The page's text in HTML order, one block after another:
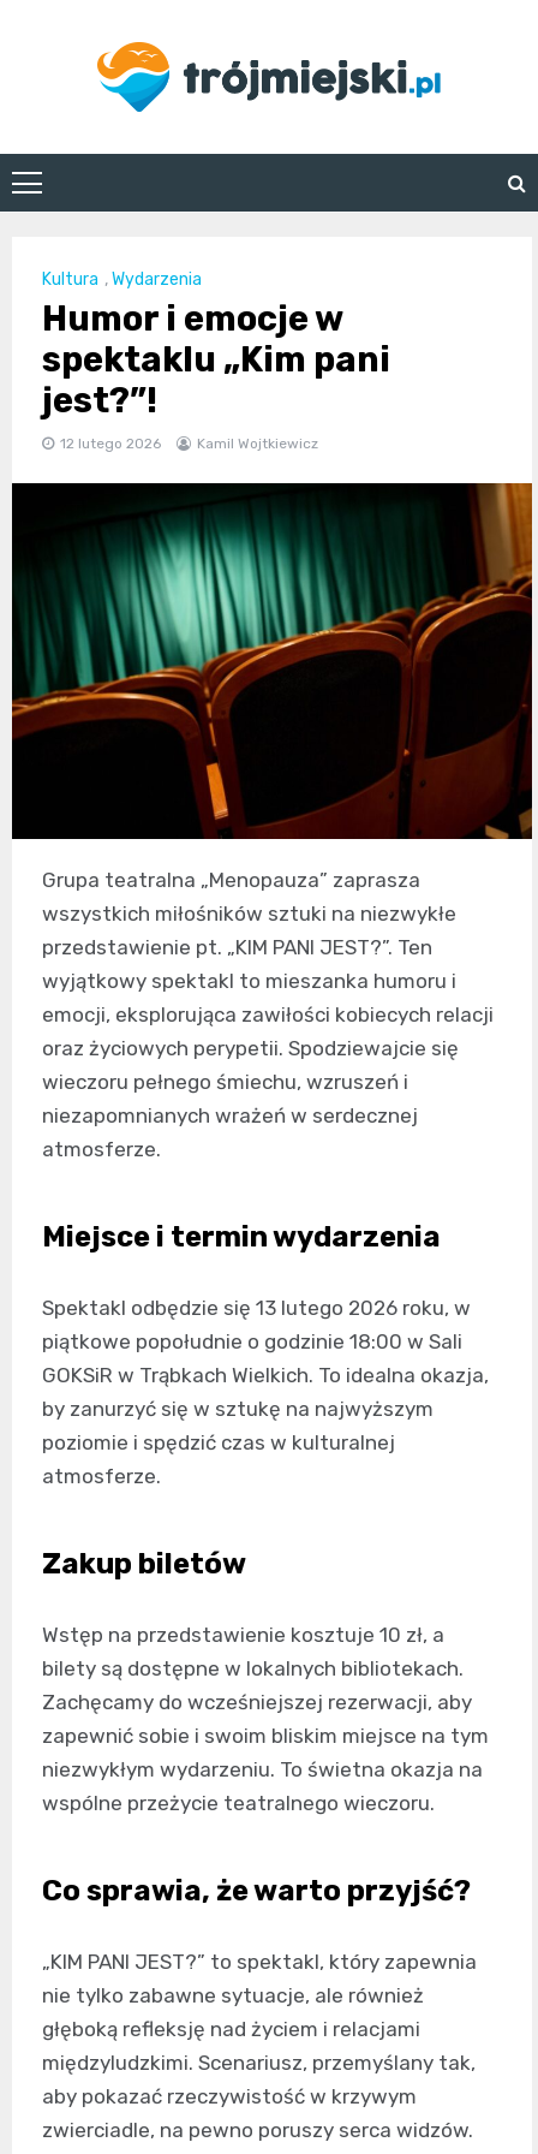
trojmiejski.pl
Kultura ,Wydarzenia
Humor i emocje w
spektaklu „Kim pani
jest?”!
12 lutego 2026 Kamil Wojtkiewicz
Grupa teatralna „Menopauza” zaprasza
wszystkich miłośników sztuki na niezwykłe
przedstawienie pt. „KIM PANI JEST?”. Ten
wyjątkowy spektakl to mieszanka humoru i
emocji, eksplorująca zawiłości kobiecych relacji
oraz życiowych perypetii. Spodziewajcie się
wieczoru pełnego śmiechu, wzruszeń i
niezapomnianych wrażeń w serdecznej
atmosferze.
Miejsce i termin wydarzenia
Spektakl odbędzie się 13 lutego 2026 roku, w
piątkowe popołudnie o godzinie 18:00 w Sali
GOKSiR w Trąbkach Wielkich. To idealna okazja,
by zanurzyć się w sztukę na najwyższym
poziomie i spędzić czas w kulturalnej
atmosferze.
Zakup biletów
Wstęp na przedstawienie kosztuje 10 zł, a
bilety są dostępne w lokalnych bibliotekach.
Zachęcamy do wcześniejszej rezerwacji, aby
zapewnić sobie i swoim bliskim miejsce na tym
niezwykłym wydarzeniu. To świetna okazja na
wspólne przeżycie teatralnego wieczoru.
Co sprawia, że warto przyjść?
„KIM PANI JEST?” to spektakl, który zapewnia
nie tylko zabawne sytuacje, ale również
głęboką refleksję nad życiem i relacjami
międzyludzkimi. Scenariusz, przemyślany tak,
aby pokazać rzeczywistość w krzywym
zwierciadle, na pewno poruszy serca widzów.